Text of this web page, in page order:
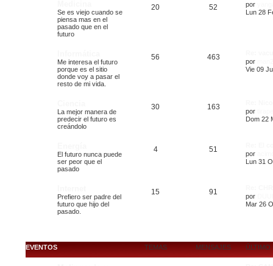
Se es viejo cuando se
piensa mas en el
pasado que en el
futuro
20 52 por
Lun 28
Me interesa el futuro
porque es el sitio
donde voy a pasar el
resto de mi vida.
56 463
por
Vie 09
La mejor manera de
predecir el futuro es
creándolo
30 163
por
Dom 22
El futuro nunca puede
ser peor que el
pasado
4 51
por
Lun 31
Prefiero ser padre del
futuro que hijo del
pasado.
15 91
por
Mar 26
EVENTOS TEMAS MENSAJES ÚLTIMO